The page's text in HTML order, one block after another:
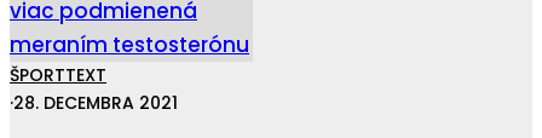
ŠPORTTEXT
·28. DECEMBRA 2021